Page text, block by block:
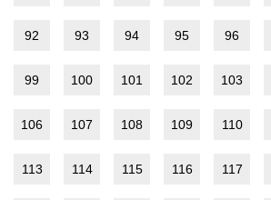
92 93 94 95 96
99 100 101 102 103
106 107 108 109 110
113 114 115 116 117